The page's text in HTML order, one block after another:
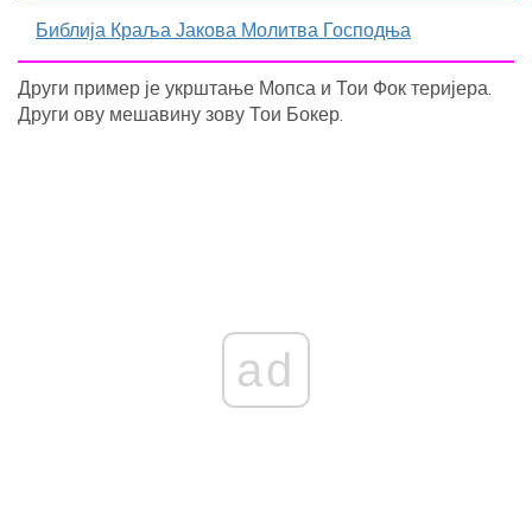
Библија Краља Јакова Молитва Господња
Други пример је укрштање Мопса и Тои Фок теријера.
Други ову мешавину зову Тои Бокер.
ad